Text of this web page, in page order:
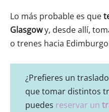
Lo más probable es que
Glasgowy, desde allí,
o trenes hacia
¿Prefieres un
que tomar distintos
puedes reservar un